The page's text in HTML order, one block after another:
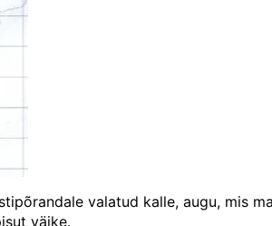
valatud kalle, augu, mis
väike.